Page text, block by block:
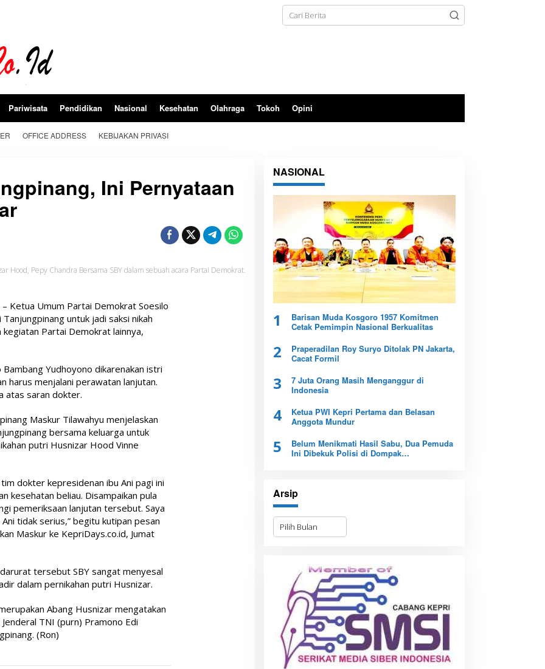
Pariwisata Pendidikan Nasional Kesehatan Olahraga Tokoh Opini
OFFICE ADDRESS KEBIJAKAN PRIVASI
Ini Pernyataan
Hood, Pepy Chandra Bersama SBY dalam sebuah acara Partai Demokrat.
– Ketua Umum Partai Demokrat Soesilo
untuk jadi saksi nikah
Partai Demokrat lainnya,
Yudhoyono dikarenakan istri
harus menjalani perawatan lanjutan.
atas saran dokter.
Maskur Tilawahyu menjelaskan
bersama keluarga untuk
putri Husnizar Hood Vinne
dokter kepresidenan ibu Ani pagi ini
kesehatan beliau. Disampaikan pula
pemeriksaan lanjutan tersebut. Saya
tidak serius,” begitu kutipan pesan
Maskur ke KepriDays.co.id, Jumat
tersebut SBY sangat menyesal
dalam pernikahan putri Husnizar.
Abang Husnizar mengatakan
TNI (purn) Pramono Edi
(Ron)
NASIONAL
1
Barisan Muda Kosgoro 1957 Komitmen
Cetak Pemimpin Nasional Berkualitas
2
Praperadilan Roy Suryo Ditolak PN Jakarta,
Cacat Formil
3
7 Juta Orang Masih Menganggur di
Indonesia
4
Ketua PWI Kepri Pertama dan Belasan
Anggota Mundur
5
Belum Menikmati Hasil Sabu, Dua Pemuda
Ini Dibekuk Polisi di Dompak
Arsip
A
s